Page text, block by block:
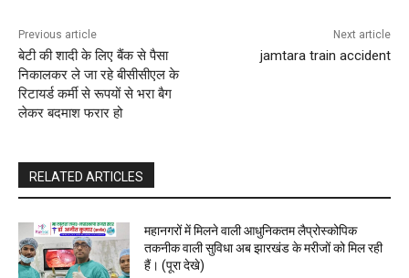
Previous article
बेटी की शादी के लिए बैंक से पैसा
निकालकर ले जा रहे बीसीसीएल के
रिटायर्ड कर्मी से रूपयों से भरा बैग
लेकर बदमाश फरार हो
Next article
jamtara train accident
RELATED ARTICLES
महानगरों में मिलने वाली आधुनिकतम लैप्रोस्कोपिक
तकनीक वाली सुविधा अब झारखंड के मरीजों को मिल रही
हैं। (पूरा देखे)